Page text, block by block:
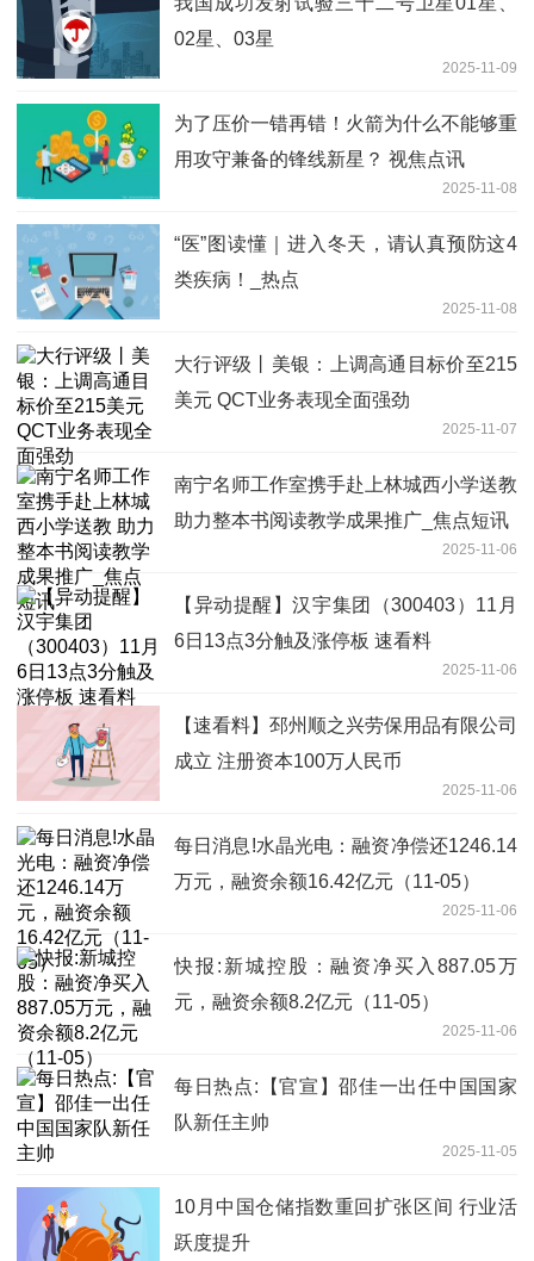
02星、03星
2025-11-09
为了压价一错再错！火箭为什么不能够重
用攻守兼备的锋线新星？ 视焦点讯
2025-11-08
“医”图读懂｜进入冬天，请认真预防这4
类疾病！_热点
2025-11-08
大行评级丨美银：上调高通目标价至215
美元 QCT业务表现全面强劲
2025-11-07
南宁名师工作室携手赴上林城西小学送教
助力整本书阅读教学成果推广_焦点短讯
2025-11-06
【异动提醒】汉宇集团（300403）11月
6日13点3分触及涨停板 速看料
2025-11-06
【速看料】邳州顺之兴劳保用品有限公司
成立 注册资本100万人民币
2025-11-06
每日消息!水晶光电：融资净偿还1246.14
万元，融资余额16.42亿元（11-05）
2025-11-06
快报:新城控股：融资净买入887.05万
元，融资余额8.2亿元（11-05）
2025-11-06
每日热点:【官宣】邵佳一出任中国国家
队新任主帅
2025-11-05
10月中国仓储指数重回扩张区间 行业活
跃度提升